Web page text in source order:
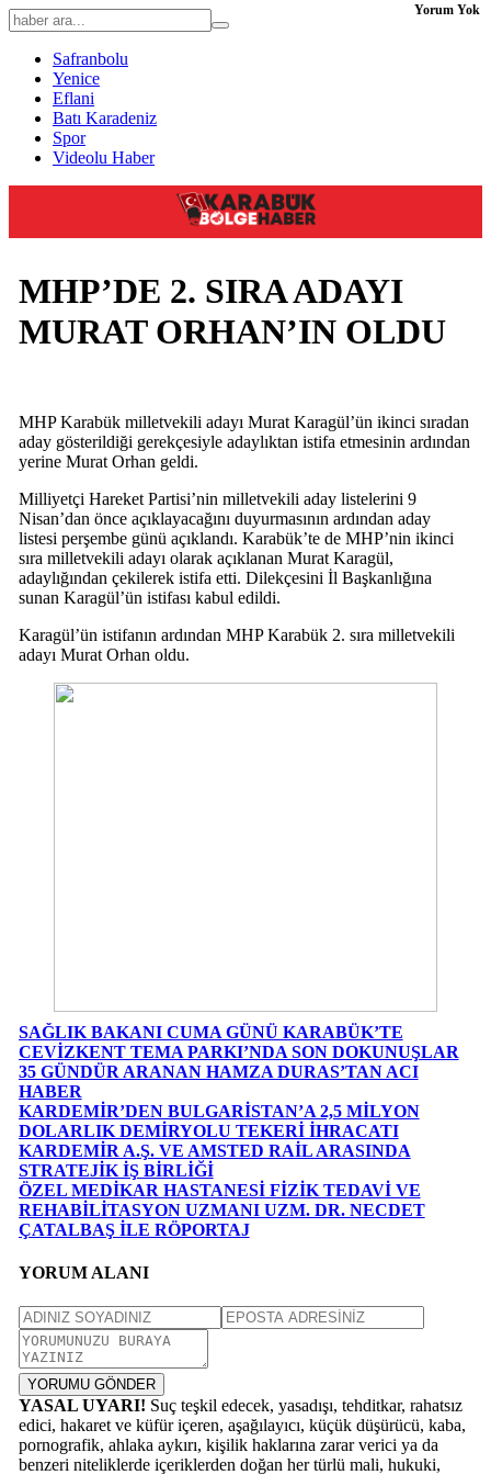
Safranbolu
Yenice
Eflani
Batı Karadeniz
Spor
Videolu Haber
MHP’DE 2. SIRA ADAYI
MURAT ORHAN’IN OLDU
MHP Karabük milletvekili adayı Murat Karagül’ün ikinci sıradan
aday gösterildiği gerekçesiyle adaylıktan istifa etmesinin ardından
yerine Murat Orhan geldi.
Milliyetçi Hareket Partisi’nin milletvekili aday listelerini 9
Nisan’dan önce açıklayacağını duyurmasının ardından aday
listesi perşembe günü açıklandı. Karabük’te de MHP’nin ikinci
sıra milletvekili adayı olarak açıklanan Murat Karagül,
adaylığından çekilerek istifa etti. Dilekçesini İl Başkanlığına
sunan Karagül’ün istifası kabul edildi.
Karagül’ün istifanın ardından MHP Karabük 2. sıra milletvekili
adayı Murat Orhan oldu.
SAĞLIK BAKANI CUMA GÜNÜ KARABÜK’TE
CEVİZKENT TEMA PARKI’NDA SON DOKUNUŞLAR
35 GÜNDÜR ARANAN HAMZA DURAS’TAN ACI
HABER
KARDEMİR’DEN BULGARİSTAN’A 2,5 MİLYON
DOLARLIK DEMİRYOLU TEKERİ İHRACATI
KARDEMİR A.Ş. VE AMSTED RAİL ARASINDA
STRATEJİK İŞ BİRLİĞİ
ÖZEL MEDİKAR HASTANESİ FİZİK TEDAVİ VE
REHABİLİTASYON UZMANI UZM. DR. NECDET
ÇATALBAŞ İLE RÖPORTAJ
YORUM ALANI
Yorum Yok
YORUMU GÖNDER
YASAL UYARI! Suç teşkil edecek, yasadışı, tehditkar, rahatsız
edici, hakaret ve küfür içeren, aşağılayıcı, küçük düşürücü, kaba,
pornografik, ahlaka aykırı, kişilik haklarına zarar verici ya da
benzeri niteliklerde içeriklerden doğan her türlü mali, hukuki,